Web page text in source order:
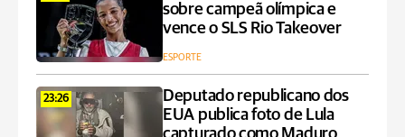
sobre campeã olímpica e
vence o SLS Rio Takeover
ESPORTE
23:26
Deputado republicano dos
EUA publica foto de Lula